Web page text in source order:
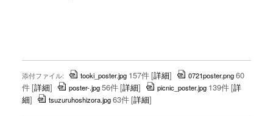
添付ファイル: tooki_poster.jpg 157件[詳細] 0721poster.png60
件[詳細] poster-.jpg56件[詳細] picnic_poster.jpg 139件[詳
細] tsuzuruhoshizora.jpg63件[詳細]